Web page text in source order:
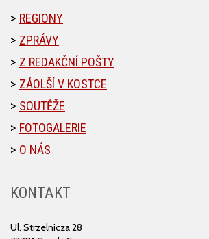
REGIONY
ZPRÁVY
Z REDAKČNÍ POŠTY
ZÁOLŠÍ V KOSTCE
SOUTĚŽE
FOTOGALERIE
O NÁS
KONTAKT
Ul. Strzelnicza 28